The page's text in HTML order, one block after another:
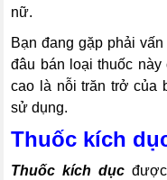
nữ.
Bạn đang gặp phải
đâu bán loại thuốc này
cao là nỗi trăn trở của
sử dụng.
Thuốc kích
Thuốc kích dục